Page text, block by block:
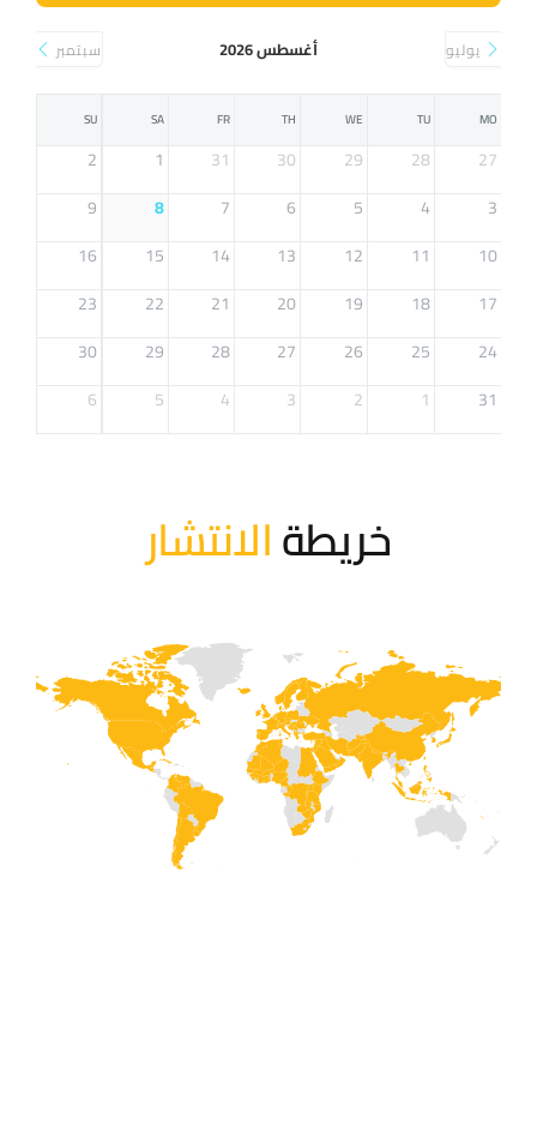
يوليو أغسطس 2026 سبتمبر
MO
TU
WE
TH
FR
SA
SU
27
28
29
30
31
1
2
3
4
5
6
7
8
9
10
11
12
13
14
15
16
17
18
19
20
21
22
23
24
25
26
27
28
29
30
31
1
2
3
4
5
6
خريطةالانتشار